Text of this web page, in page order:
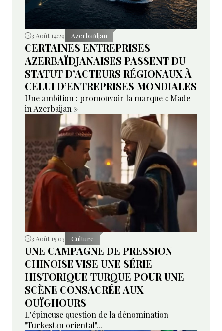
3 Août 14:29 Azerbaïdjan
CERTAINES ENTREPRISES
AZERBAÏDJANAISES PASSENT DU
STATUT D’ACTEURS RÉGIONAUX À
CELUI D’ENTREPRISES MONDIALES
Une ambition : promouvoir la marque « Made
in Azerbaijan »
3 Août 15:03 Culture
UNE CAMPAGNE DE PRESSION
CHINOISE VISE UNE SÉRIE
HISTORIQUE TURQUE POUR UNE
SCÈNE CONSACRÉE AUX
OUÏGHOURS
L'épineuse question de la dénomination
"Turkestan oriental"...